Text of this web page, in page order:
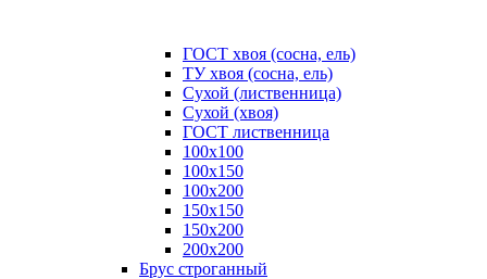
ГОСТ хвоя (сосна, ель)
ТУ хвоя (сосна, ель)
Сухой (лиственница)
Сухой (хвоя)
ГОСТ лиственница
100x100
100x150
100x200
150x150
150x200
200x200
Брус строганный